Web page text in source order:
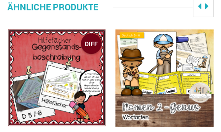
ÄHNLICHE PRODUKTE
DIFF